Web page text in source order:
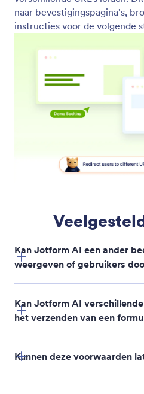
Maak voorwaarden voor
eenvoudige prompts.
verbergen op basis van